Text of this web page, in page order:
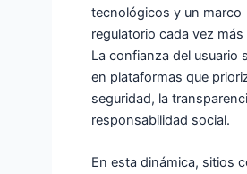
tecnológicos y un marco
regulatorio cada vez
La confianza del usuario
en plataformas que
seguridad, la
responsabilidad social.
En esta dinámica, sitios